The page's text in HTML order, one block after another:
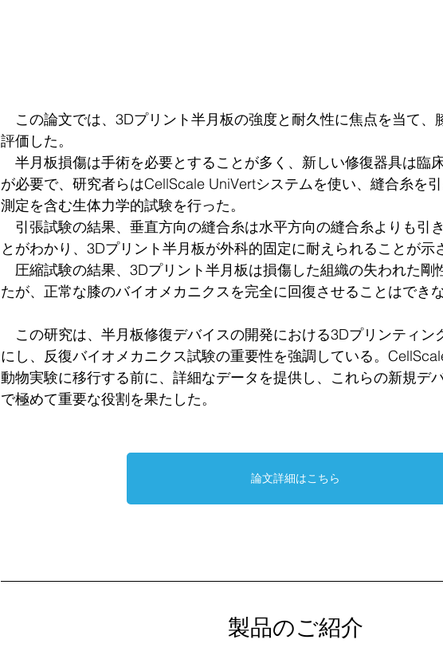
この論文では、3Dプリント半月板の強度と耐久性に焦点を当て、
評価した。
半月板損傷は手術を必要とすることが多く、新しい修復器具は臨
が必要で、研究者らはCellScale UniVertシステムを使い、縫合糸を
測定を含む生体力学的試験を行った。
引張試験の結果、垂直方向の縫合糸は水平方向の縫合糸よりも引
とがわかり、3Dプリント半月板が外科的固定に耐えられることが示
圧縮試験の結果、3Dプリント半月板は損傷した組織の失われた剛
たが、正常な膝のバイオメカニクスを完全に回復させることはでき
この研究は、半月板修復デバイスの開発における3Dプリンティン
にし、反復バイオメカニクス試験の重要性を強調している。
動物実験に移行する前に、詳細なデータを提供し、これらの新規デ
で極めて重要な役割を果たした。
論文詳細はこちら
製品のご紹介